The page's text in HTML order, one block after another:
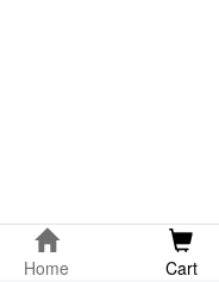
Home Cart